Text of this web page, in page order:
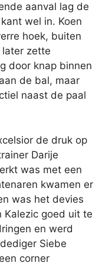
aanval lag de
wel in. Koen
hoek, buiten
later zette
door knap binnen
de bal, maar
naast de paal
de druk op
Darije
was met een
kwamen er
was het devies
goed uit te
en werd
Siebe
corner